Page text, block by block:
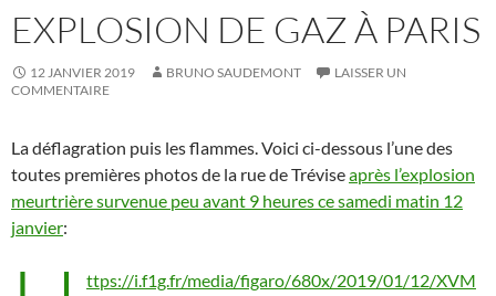
EXPLOSION DE GAZ À PARIS
12 JANVIER 2019 BRUNO SAUDEMONT
LAISSER UN
COMMENTAIRE
La déflagration puis les flammes. Voici ci-dessous l’une des
toutes premières photos de la rue de Tréviseaprès l’explosion
meurtrière survenue peu avant 9 heures ce samedi matin 12
janvier:
ttps://i.f1g.fr/media/figaro/680x/2019/01/12/XVM